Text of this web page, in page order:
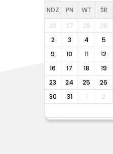
NDZ PN WT ŚR
26
27 28 29
2
3 4 5
9
10 11 12
16
17 18 19
23
24 25 26
30
31 1 2